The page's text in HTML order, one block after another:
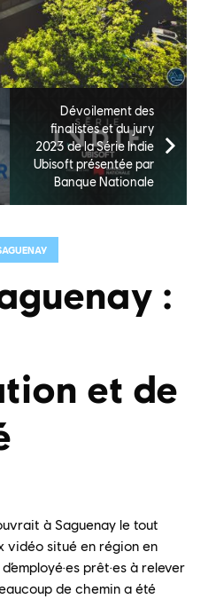
Dévoilement des
finalistes et du jury
2023 de la Série Indie
Ubisoft présentée par
Banque Nationale
:
et de
à Saguenay le tout
vidéo situé en région en
prêt·es à relever
de chemin a été